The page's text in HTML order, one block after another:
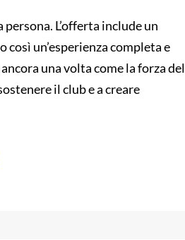
L’offerta include un
un’esperienza completa e
una volta come la forza del
il club e a creare